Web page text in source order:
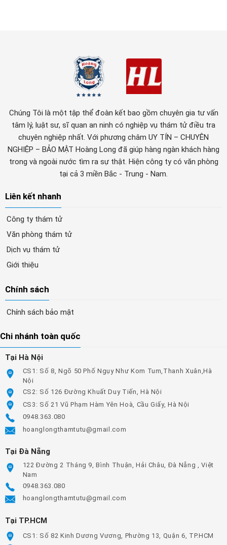
Chúng Tôi là một tập thể đoàn kết bao gồm chuyên gia tư vấn
tâm lý, luật sư, sĩ quan an ninh có nghiệp vụ thám tử điều tra
chuyên nghiệp nhất. Với phương châm UY TÍN – CHUYÊN
NGHIỆP – BẢO MẬT Hoàng Long đã giúp hàng ngàn khách hàng
trong và ngoài nước tìm ra sự thật. Hiện công ty có văn phòng
tại cả 3 miền Bắc - Trung - Nam.
Liên kết nhanh
Công ty thám tử
Văn phòng thám tử
Dịch vụ thám tử
Giới thiệu
Chính sách
Chính sách bảo mật
Chi nhánh toàn quốc
Tại Hà Nội
CS1: Số 8, Ngõ 50 Phố Ngụy Như Kom Tum,Thanh Xuân,Hà
Nội
CS2: Số 126 Đường Khuất Duy Tiến, Hà Nội
CS3: Số 21 Vũ Phạm Hàm Yên Hoà, Cầu Giấy, Hà Nội
0948.363.080
hoanglongthamtutu@gmail.com
Tại Đà Nẵng
122 Đường 2 Tháng 9, Bình Thuận, Hải Châu, Đà Nẵng , Việt
Nam
0948.363.080
hoanglongthamtutu@gmail.com
Tại TP.HCM
CS1: Số 82 Kinh Dương Vương, Phường 13, Quận 6, TP.HCM